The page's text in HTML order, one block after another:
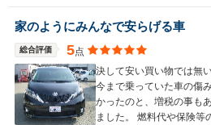
家のようにみんなで安らげる車
総合評価 5点
決して安い買い物では無
今まで乗っていた車の傷
かったのと、増税の事も
ました。 燃料代や保険等